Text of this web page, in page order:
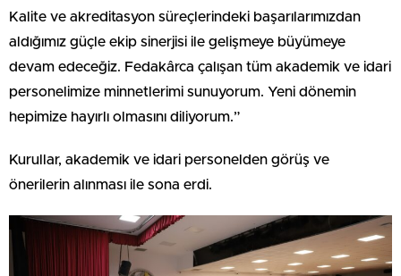
Kalite ve akreditasyon süreçlerindeki başarılarımızdan
aldığımız güçle ekip sinerjisi ile gelişmeye büyümeye
devam edeceğiz. Fedakârca çalışan tüm akademik ve idari
personelimize minnetlerimi sunuyorum. Yeni dönemin
hepimize hayırlı olmasını diliyorum.”
Kurullar, akademik ve idari personelden görüş ve
önerilerin alınması ile sona erdi.